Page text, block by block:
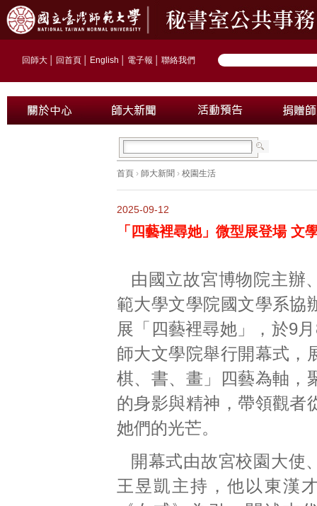
回師大 回首頁 English 電子報 聯絡我們
首頁 › 師大新聞 › 校園生活
2025-09-12
「四藝裡尋她」微型展登場 文
由國立故宮博物院主辦
範大學文學院國文學系協
展「四藝裡尋她」，於9
師大文學院舉行開幕式，
棋、書、畫」四藝為軸，
的身影與精神，帶領觀者
她們的光芒。
開幕式由故宮校園大使
王昱凱主持，他以東漢